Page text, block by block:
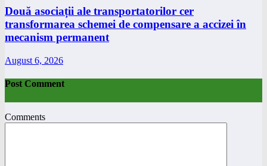
Două asociații ale transportatorilor cer
transformarea schemei de compensare a accizei în
mecanism permanent
August 6, 2026
Post Comment
Comments